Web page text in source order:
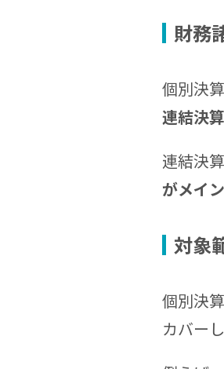
財務
個別決
連結決
連結決
がメイン
対象
個別決
カバーし